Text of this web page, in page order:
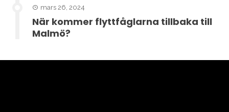
mars 26, 2024
När kommer flyttfåglarna tillbaka till
Malmö?